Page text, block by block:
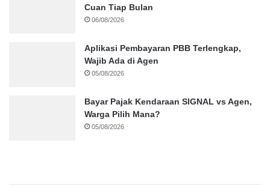
Cuan Tiap Bulan
06/08/2026
Aplikasi Pembayaran PBB Terlengkap,
Wajib Ada di Agen
05/08/2026
Bayar Pajak Kendaraan SIGNAL vs Agen,
Warga Pilih Mana?
05/08/2026